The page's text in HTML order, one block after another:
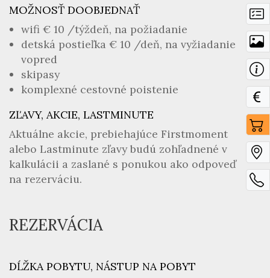
MOŽNOSŤ DOOBJEDNAŤ
wifi € 10 /týždeň, na požiadanie
detská postieľka € 10 /deň, na vyžiadanie
vopred
skipasy
komplexné cestovné poistenie
ZĽAVY, AKCIE, LASTMINUTE
Aktuálne akcie, prebiehajúce Firstmoment
alebo Lastminute zľavy budú zohľadnené v
kalkulácii a zaslané s ponukou ako odpoveď
na rezerváciu.
REZERVÁCIA
DĹŽKA POBYTU, NÁSTUP NA POBYT